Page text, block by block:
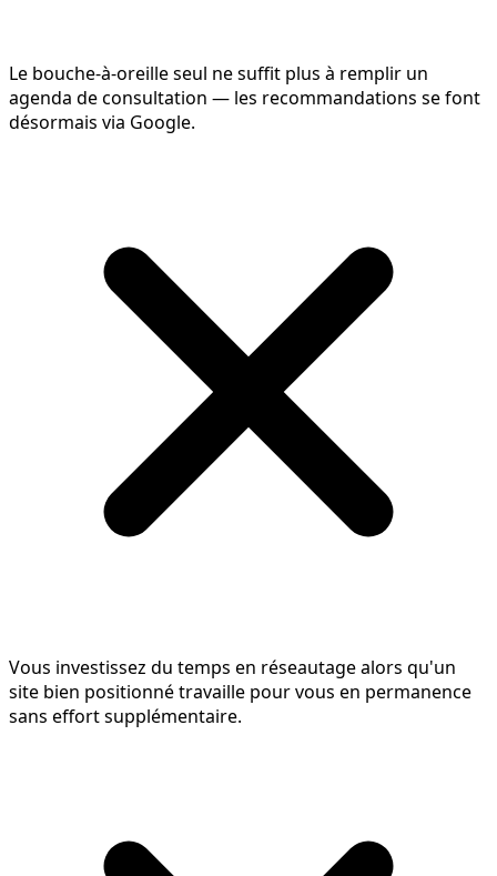
Le bouche-à-oreille seul ne suffit plus à remplir un
agenda de consultation — les recommandations se font
désormais via Google.
Vous investissez du temps en réseautage alors qu'un
site bien positionné travaille pour vous en permanence
sans effort supplémentaire.